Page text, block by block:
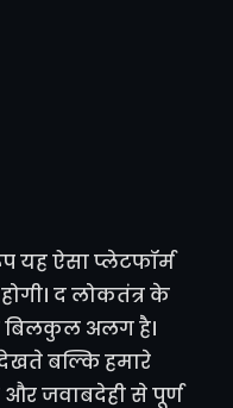
यह ऐसा प्लेटफॉर्म
होगी। द लोकतंत्र के
बिलकुल अलग है।
बल्कि हमारे
और जवाबदेही से पूर्ण